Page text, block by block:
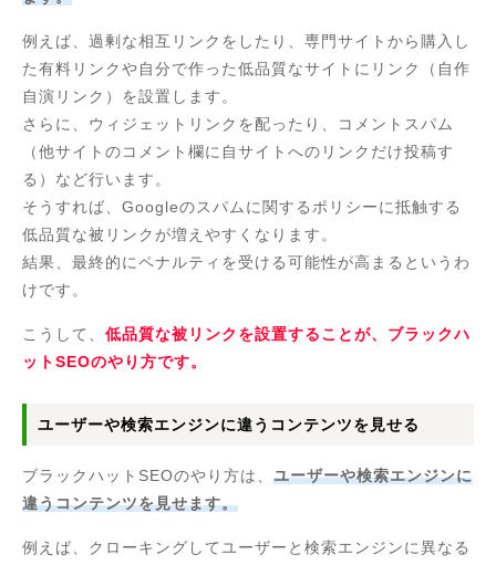
例えば、過剰な相互リンクをしたり、専門サイトから購入し
た有料リンクや自分で作った低品質なサイトにリンク（自作
自演リンク）を設置します。
さらに、ウィジェットリンクを配ったり、コメントスパム
（他サイトのコメント欄に自サイトへのリンクだけ投稿す
る）など行います。
そうすれば、Googleのスパムに関するポリシーに抵触する
低品質な被リンクが増えやすくなります。
結果、最終的にペナルティを受ける可能性が高まるというわ
けです。
こうして、 低品質な被リンクを設置することが、ブラックハ
ットSEOのやり方です。
ユーザーや検索エンジンに違うコンテンツを見せる
ブラックハットSEOのやり方は、 ユーザーや検索エンジンに
違うコンテンツを見せます。
例えば、クローキングしてユーザーと検索エンジンに異なる